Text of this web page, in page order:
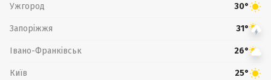
Ужгород 30°
Запоріжжя 31°
Івано-Франківськ 26°
Київ 25°